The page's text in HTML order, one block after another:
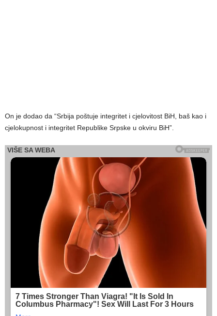
On je dodao da “Srbija poštuje integritet i cjelovitost BiH, baš kao i
cjelokupnost i integritet Republike Srpske u okviru BiH”.